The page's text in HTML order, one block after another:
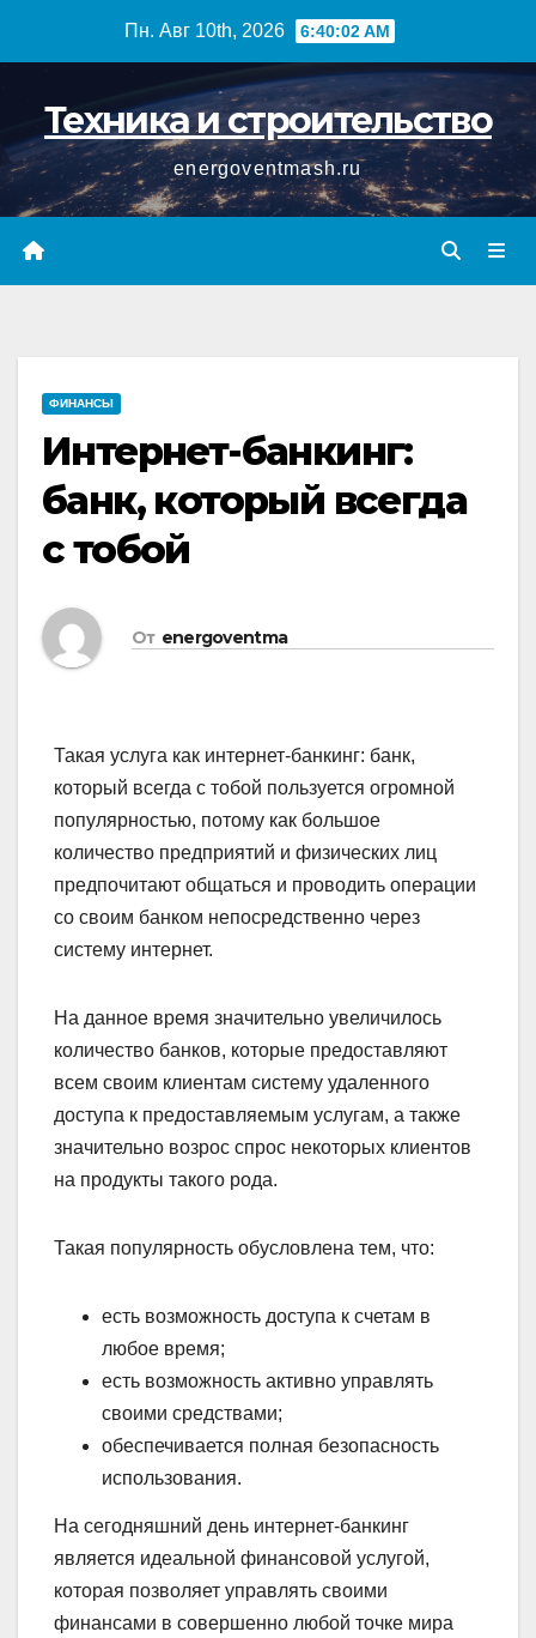
Пн. Авг 10th, 2026 6:40:03 AM
Техника и строительство
energoventmash.ru
ФИНАНСЫ
Интернет-банкинг:
банк, который всегда
с тобой
От energoventma
Такая услуга как интернет-банкинг: банк,
который всегда с тобой пользуется огромной
популярностью, потому как большое
количество предприятий и физических лиц
предпочитают общаться и проводить операции
со своим банком непосредственно через
систему интернет.
На данное время значительно увеличилось
количество банков, которые предоставляют
всем своим клиентам систему удаленного
доступа к предоставляемым услугам, а также
значительно возрос спрос некоторых клиентов
на продукты такого рода.
Такая популярность обусловлена тем, что:
есть возможность доступа к счетам в
любое время;
есть возможность активно управлять
своими средствами;
обеспечивается полная безопасность
использования.
На сегодняшний день интернет-банкинг
является идеальной финансовой услугой,
которая позволяет управлять своими
финансами в совершенно любой точке мира